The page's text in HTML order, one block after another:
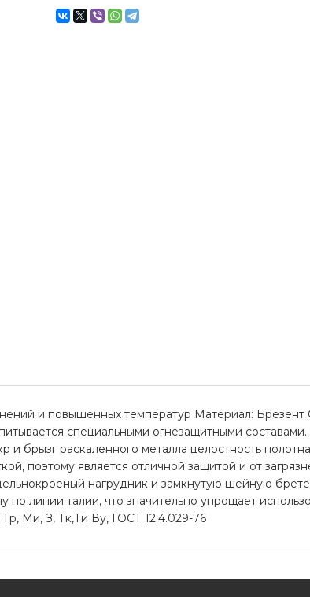
и повышенных температур Материал:
специальными огнезащитными
брызг раскаленного металла целостность
поэтому является отличной защитой и от
нагрудник и замкнутую шейную
линии талии, что значительно упрощает
Ми, З, Тк,Ти Ву, ГОСТ 12.4.029-76